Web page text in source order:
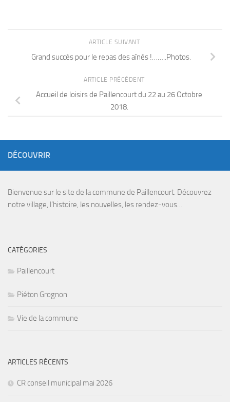
ARTICLE SUIVANT
Grand succès pour le repas des aînés !……..Photos.
ARTICLE PRÉCÉDENT
Accueil de loisirs de Paillencourt du 22 au 26 Octobre
2018.
DÉCOUVRIR
Bienvenue sur le site de la commune de Paillencourt. Découvrez
notre village, l’histoire, les nouvelles, les rendez-vous…
CATÉGORIES
Paillencourt
Piéton Grognon
Vie de la commune
ARTICLES RÉCENTS
CR conseil municipal mai 2026